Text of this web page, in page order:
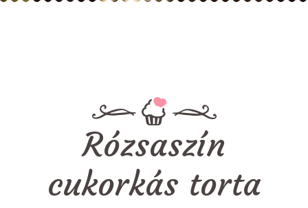
Rózsaszín
cukorkás torta